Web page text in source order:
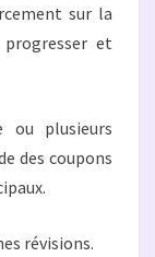
sur la
et
ou plusieurs
des coupons
révisions.